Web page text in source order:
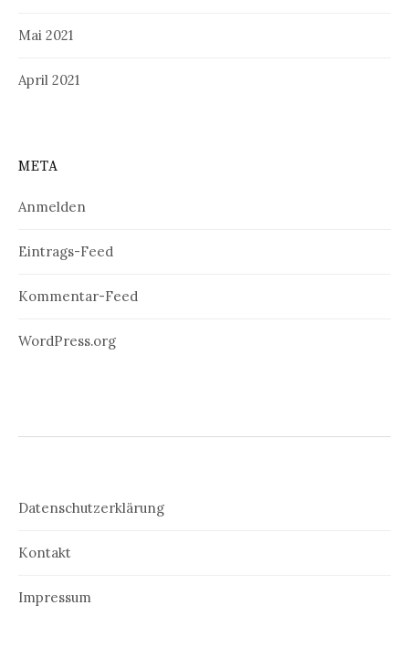
Mai 2021
April 2021
META
Anmelden
Eintrags-Feed
Kommentar-Feed
WordPress.org
Datenschutzerklärung
Kontakt
Impressum